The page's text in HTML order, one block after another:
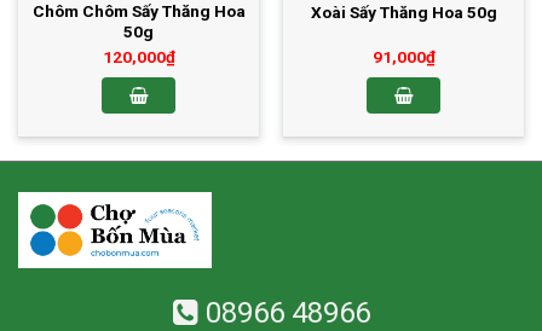
Chôm Chôm Sấy Thăng Hoa
50g
120,000₫
Xoài Sấy Thăng Hoa 50g
91,000₫
08966 48966